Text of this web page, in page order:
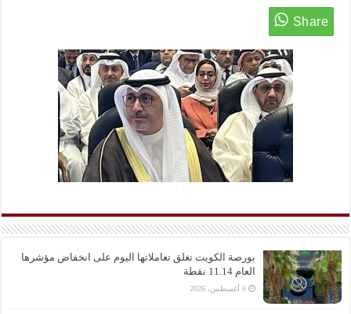
بورصة الكويت تغلق تعاملاتها اليوم على انخفاض مؤشرها
العام 11.14 نقطة
6 أغسطس، 2026